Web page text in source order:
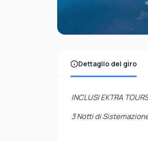
Dettaglio del giro
INCLUSI EKTRA
3 Notti di